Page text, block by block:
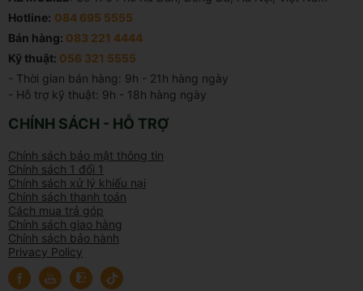
Hotline: 084 695 5555
Bán hàng: 083 221 4444
Kỹ thuật: 056 321 5555
- Thời gian bán hàng: 9h - 21h hàng ngày
- Hỗ trợ kỹ thuật: 9h - 18h hàng ngày
CHÍNH SÁCH - HỖ TRỢ
Chính sách bảo mật thông tin
Chính sách 1 đổi 1
Chính sách xử lý khiếu nại
Chính sách thanh toán
Cách mua trả góp
Chính sách giao hàng
Chính sách bảo hành
Privacy Policy